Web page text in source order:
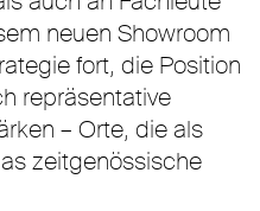
neuen Showroom
fort, die Position
repräsentative
– Orte, die als
zeitgenössische